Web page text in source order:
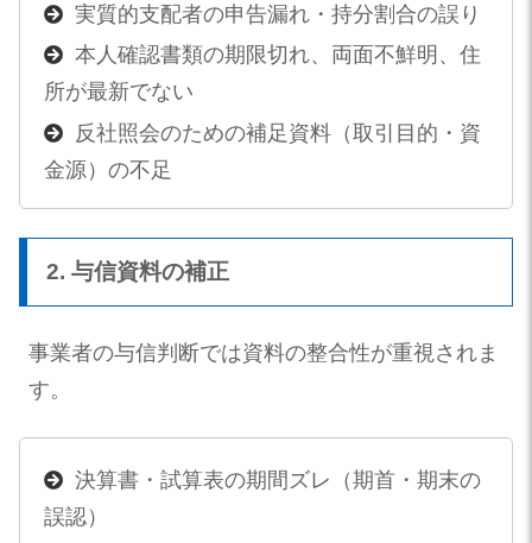
実質的支配者の申告漏れ・持分割合の誤り
本人確認書類の期限切れ、両面不鮮明、住
所が最新でない
反社照会のための補足資料（取引目的・資
金源）の不足
2. 与信資料の補正
事業者の与信判断では資料の整合性が重視されま
す。
決算書・試算表の期間ズレ（期首・期末の
誤認）